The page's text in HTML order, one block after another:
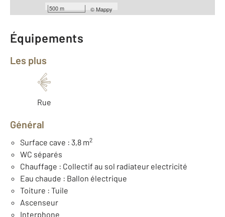
500 m ©Mappy
Année construction : 1981
Équipements
Les plus
Rue
Général
Surface cave : 3,8 m2
WC séparés
Chauffage : Collectif au sol radiateur electricité
Eau chaude : Ballon électrique
Toiture : Tuile
Ascenseur
Interphone